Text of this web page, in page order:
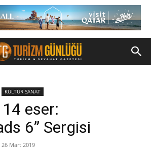
KÜLTÜR SANAT
eser:
6” Sergisi
26 Mart 2019